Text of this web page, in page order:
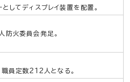
してディスプレイ装置を配置。
防火委員会発足。
職員定数212人となる。